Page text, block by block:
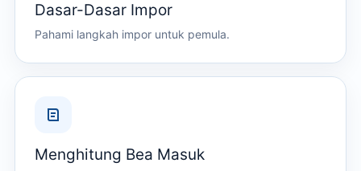
Dasar-Dasar Impor
Pahami langkah impor untuk pemula.
Menghitung Bea Masuk